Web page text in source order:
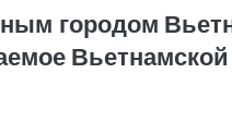
городом